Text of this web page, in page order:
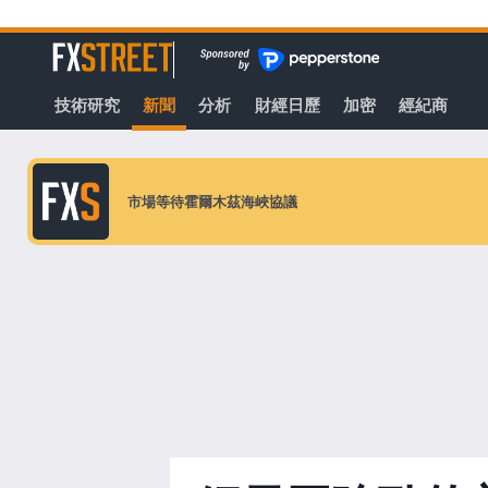
至
容
FXStreet
技術研究 新聞 分析 財經日歷 加密 經紀商
市場等待霍爾木茲海峽協議